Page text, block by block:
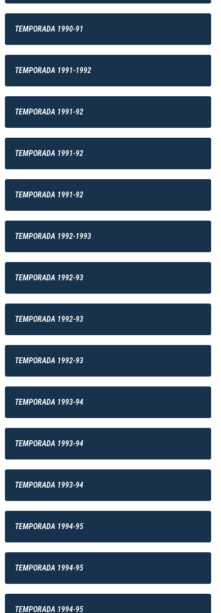
TEMPORADA 1990-91
TEMPORADA 1991-1992
TEMPORADA 1991-92
TEMPORADA 1991-92
TEMPORADA 1991-92
TEMPORADA 1992-1993
TEMPORADA 1992-93
TEMPORADA 1992-93
TEMPORADA 1992-93
TEMPORADA 1993-94
TEMPORADA 1993-94
TEMPORADA 1993-94
TEMPORADA 1994-95
TEMPORADA 1994-95
TEMPORADA 1994-95